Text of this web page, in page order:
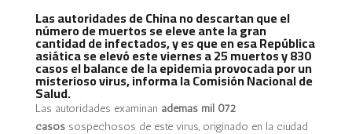
Las autoridades de China no descartan que el
número de muertos se eleve ante la gran
cantidad de infectados, y es que en esa República
asiática se elevó esteviernes a 25 muertosy 830
casos el balance de laepidemia provocadapor un
misterioso virus, informa la Comisión Nacional de
Salud.
Las autoridades examinan además mil 072
casossospechosos de este virus, originado en la ciudad